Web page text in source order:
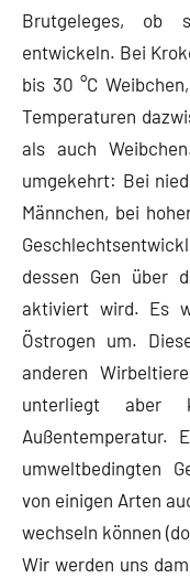
Brutgeleges, ob
entwickeln. Bei
bis 30 °C
Temperaturen
als auch
umgekehrt: Bei
Männchen, bei
dessen Gen über
aktiviert wird. Es
Östrogen um.
anderen
unterliegt aber
Außentemperatur.
umweltbedingten
von einigen Arten
wechseln können
Wir werden uns